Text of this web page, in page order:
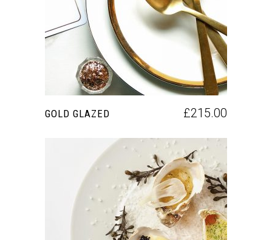
AÑADIR AL CARRITO
GOLD GLAZED £215.00
AÑADIR AL CARRITO